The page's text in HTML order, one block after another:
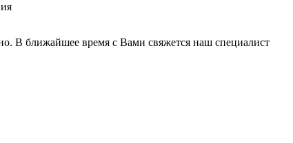
В ближайшее время с Вами свяжется наш специалист
25% картой любого банка